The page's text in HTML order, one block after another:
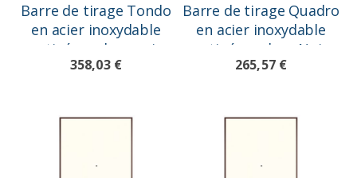
Barre de tirage Tondo
en acier inoxydable
satiné, couleur noir
L=1800mm
358,03 €
Barre de tirage Quadro
en acier inoxydable
satiné, couleur Noir
L=1000mm
265,57 €